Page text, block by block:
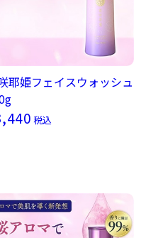
耶姫フェイスウォッシュ
税込